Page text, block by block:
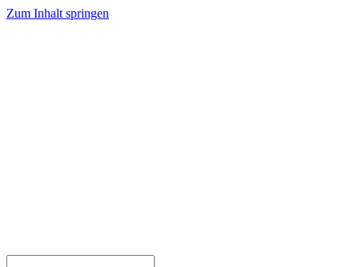
Zum Inhalt springen